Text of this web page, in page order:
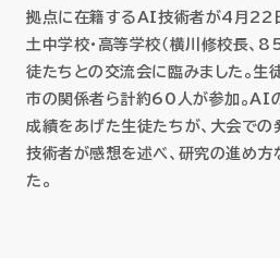
会社情報
拠点に在籍するAI技術者が4月22
土中学校・高等学校（横川修校長、
徒たちとの交流会に臨みました。生
市の関係者ら計約60人が参加。AI
成績をあげた生徒たちが、大会で
技術者が感想を述べ、研究の進め方
た。